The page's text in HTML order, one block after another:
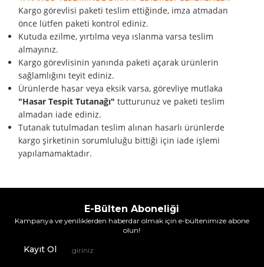
Kargo görevlisi paketi teslim ettiğinde, imza atmadan
önce lütfen paketi kontrol ediniz.
Kutuda ezilme, yırtılma veya ıslanma varsa teslim
almayınız.
Kargo görevlisinin yanında paketi açarak ürünlerin
sağlamlığını teyit ediniz.
Ürünlerde hasar veya eksik varsa, görevliye mutlaka
"Hasar Tespit Tutanağı" tutturunuz ve paketi teslim
almadan iade ediniz.
Tutanak tutulmadan teslim alınan hasarlı ürünlerde
kargo şirketinin sorumluluğu bittiği için iade işlemi
yapılamamaktadır.
E-Bülten Aboneliği
Kampanya ve yeniliklerden haberdar olmak için e-bültenimize abone
olun!
Kayıt Ol